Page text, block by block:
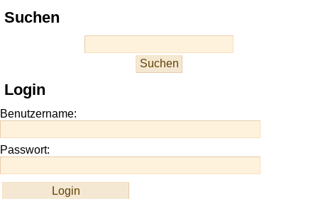
Play
best
site
https://onlineslots.money/
Suchen
Login
Benutzername:
Passwort: